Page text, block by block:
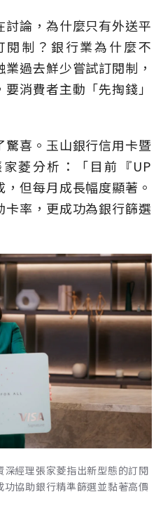
討論，為什麼只有外送平
制？銀行業為什麼不
過去鮮少嘗試訂閱制，
消費者主動「先掏錢」
喜。玉山銀行信用卡暨
菱分析：「目前『UP
但每月成長幅度顯著。
率，更成功為銀行篩選
經理張家菱指出新型態的訂閱
協助銀行精準篩選並黏著高價